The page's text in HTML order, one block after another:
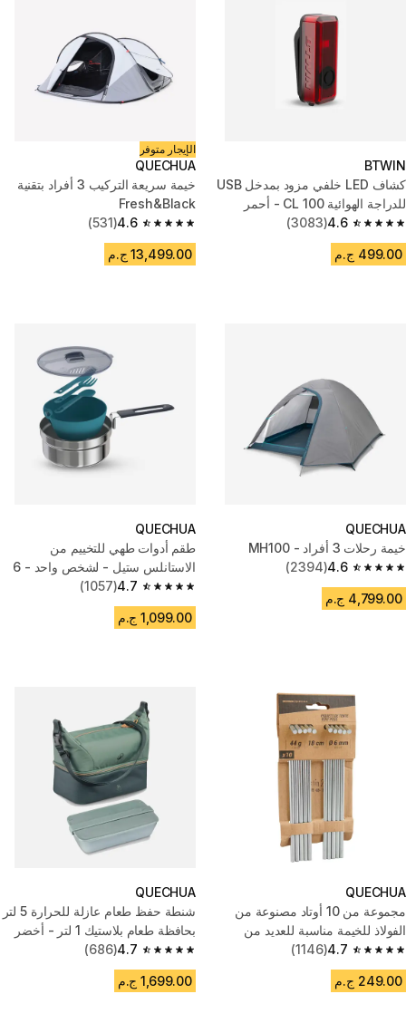
BTWIN
كشاف LED خلفي مزود بمدخل USB
للدراجة الهوائية CL 100 - أحمر
4.6
4.6 out of 5 stars from 3083 reviews
(3083)
499.00 ج.م
الإيجار متوفر
QUECHUA
خيمة سريعة التركيب 3 أفراد بتقنية
Fresh&Black
4.6
4.6 out of 5 stars from 531 reviews
(531)
13,499.00 ج.م
QUECHUA
خيمة رحلات 3 أفراد - MH100
4.6
4.6 out of 5 stars from 2394 reviews
(2394)
4,799.00 ج.م
QUECHUA
طقم أدوات طهي للتخييم من
الاستانلس ستيل - لشخص واحد - 6
قطع
4.7
4.7 out of 5 stars from 1057 reviews
(1057)
1,099.00 ج.م
QUECHUA
مجموعة من 10 أوتاد مصنوعة من
الفولاذ للخيمة مناسبة للعديد من
التضاريس 4.7
4.7 out of 5 stars from 1146 reviews
(1146)
249.00 ج.م
QUECHUA
شنطة حفظ طعام عازلة للحرارة 5 لتر
بحافظة طعام بلاستيك 1 لتر - أخضر
4.7
4.7 out of 5 stars from 686 reviews
(686)
1,699.00 ج.م